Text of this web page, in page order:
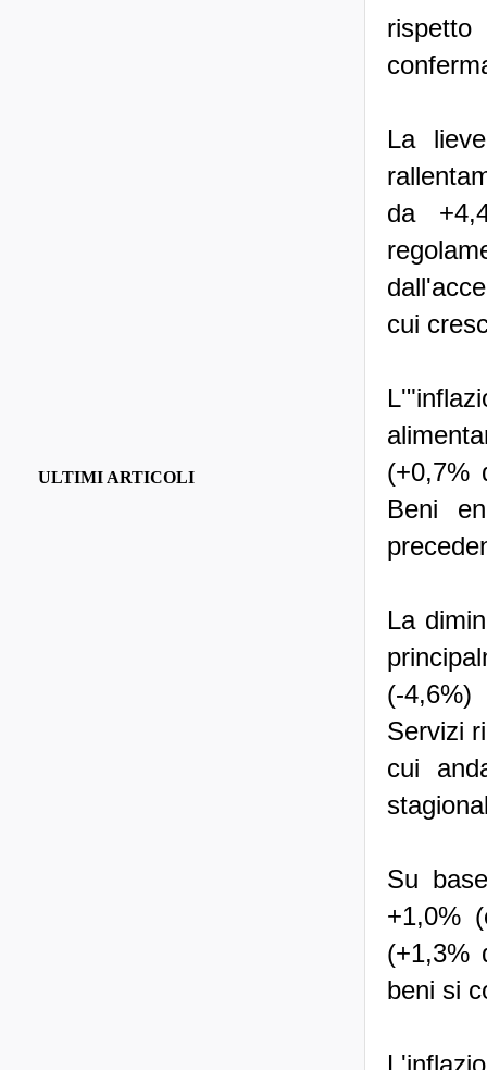
La
da
cui
(+0,7%
Beni
La
(-
Servizi
cui
Su
+1,0%
(+1,3%
beni si
ULTIMI ARTICOLI